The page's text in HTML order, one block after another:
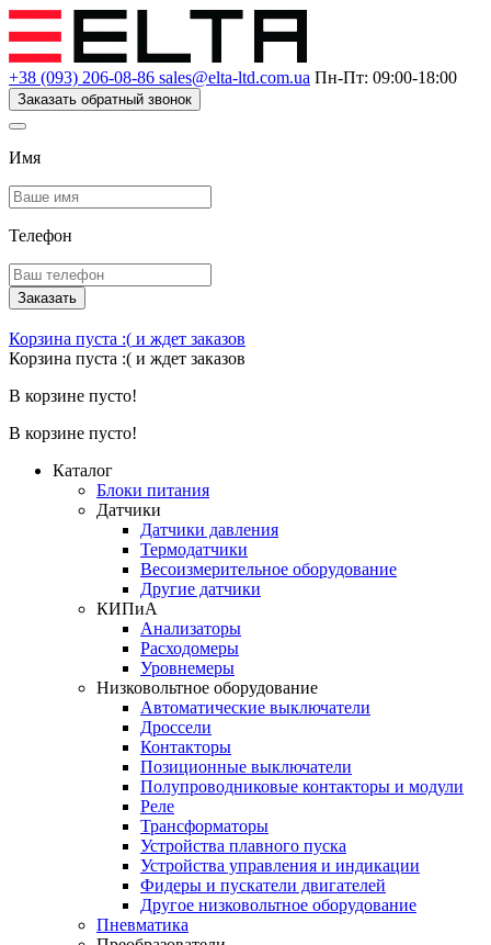
+38 (093) 206-08-86 sales@elta-ltd.com.ua Пн-Пт: 09:00-18:00
Заказать обратный звонок
Имя
Телефон
Заказать
Корзина пуста :( и ждет заказов
Корзина пуста :( и ждет заказов
В корзине пусто!
В корзине пусто!
Каталог
Блоки питания
Датчики
Датчики давления
Термодатчики
Весоизмерительное оборудование
Другие датчики
КИПиА
Анализаторы
Расходомеры
Уровнемеры
Низковольтное оборудование
Автоматические выключатели
Дроссели
Контакторы
Позиционные выключатели
Полупроводниковые контакторы и модули
Реле
Трансформаторы
Устройства плавного пуска
Устройства управления и индикации
Фидеры и пускатели двигателей
Другое низковольтное оборудование
Пневматика